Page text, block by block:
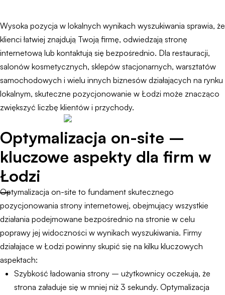
Wysoka pozycja w lokalnych wynikach wyszukiwania sprawia, że
klienci łatwiej znajdują Twoją firmę, odwiedzają stronę
internetową lub kontaktują się bezpośrednio. Dla restauracji,
salonów kosmetycznych, sklepów stacjonarnych, warsztatów
samochodowych i wielu innych biznesów działających na rynku
lokalnym, skuteczne pozycjonowanie w Łodzi może znacząco
zwiększyć liczbę klientów i przychody.
Optymalizacja on-site –
kluczowe aspekty dla firm w
Łodzi
Optymalizacja on-site to fundament skutecznego
pozycjonowania strony internetowej, obejmujący wszystkie
działania podejmowane bezpośrednio na stronie w celu
poprawy jej widoczności w wynikach wyszukiwania. Firmy
działające w Łodzi powinny skupić się na kilku kluczowych
aspektach:
Szybkość ładowania strony – użytkownicy oczekują, że
strona załaduje się w mniej niż 3 sekundy. Optymalizacja